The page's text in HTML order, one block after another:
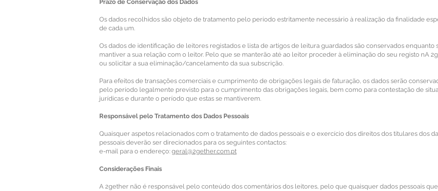
Prazo de Conservação dos Dados
Os dados recolhidos são objeto de tratamento pelo período estritamente necessário à realização da finalidade
de cada um.
Os dados de identificação de leitores registados e lista de artigos de leitura guardados são conservados enquanto
mantiver a sua relação com o leitor. Pelo que se manterão até ao leitor proceder à eliminação do seu registo nA
ou solicitar a sua eliminação/cancelamento da sua subscrição.
Para efeitos de transações comerciais e cumprimento de obrigações legais de faturação, os dados serão
pelo período legalmente previsto para o cumprimento das obrigações legais, bem como para contestação de
jurídicas e durante o período que estas se mantiverem.
Responsável pelo Tratamento dos Dados Pessoais
Quaisquer aspetos relacionados com o tratamento de dados pessoais e o exercício dos direitos dos titulares dos
pessoais deverão ser direcionados para os seguintes contactos:
e-mail para o endereço: geral@2gether.com.pt
Considerações Finais
A 2gether não é responsável pelo conteúdo dos comentários dos leitores, pelo que quaisquer dados pessoais